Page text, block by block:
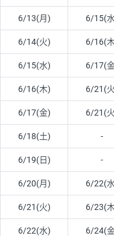
6/13(月) 6/15(
6/14(火) 6/16(
6/15(水) 6/17(
6/16(木) 6/21(
6/17(金) 6/21(
6/18(土) -
6/19(日) -
6/20(月) 6/22(
6/21(火) 6/23(
6/22(水) 6/24(